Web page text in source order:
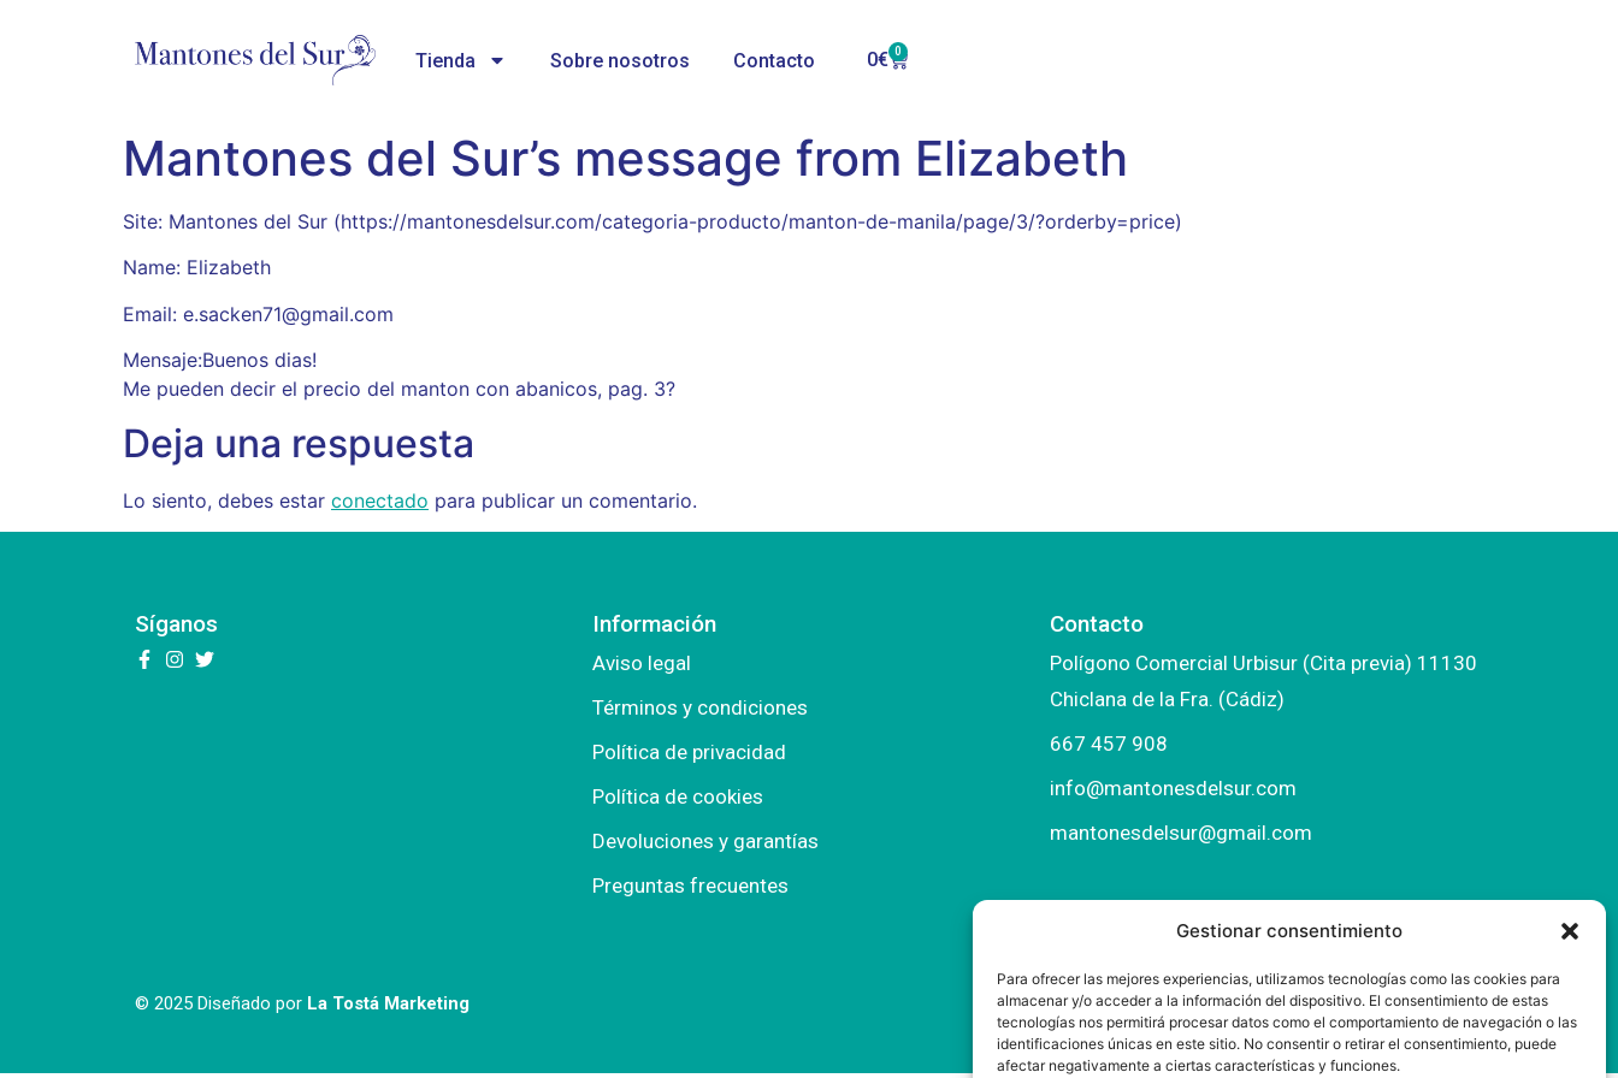
Gestionar consentimiento
Para ofrecer las mejores experiencias, utilizamos tecnologías como las cookies para
almacenar y/o acceder a la información del dispositivo. El consentimiento de estas
tecnologías nos permitirá procesar datos como el comportamiento de navegación o las
identificaciones únicas en este sitio. No consentir o retirar el consentimiento, puede
afectar negativamente a ciertas características y funciones.
Tienda Sobre nosotros Contacto 0€ 0
Mantones del Sur’s message from Elizabeth
Site: Mantones del Sur (https://mantonesdelsur.com/categoria-producto/manton-de-manila/page/3/?orderby=price)
Name: Elizabeth
Email: e.sacken71@gmail.com
Mensaje:Buenos dias!
Me pueden decir el precio del manton con abanicos, pag. 3?
Deja una respuesta
Lo siento, debes estar conectado para publicar un comentario.
Síganos Información
Aviso legal
Términos y condiciones
Política de privacidad
Política de cookies
Devoluciones y garantías
Preguntas frecuentes
Contacto
Polígono Comercial Urbisur (Cita previa) 11130
Chiclana de la Fra. (Cádiz)
667 457 908
info@mantonesdelsur.com
mantonesdelsur@gmail.com
© 2025 Diseñado por La Tostá Marketing